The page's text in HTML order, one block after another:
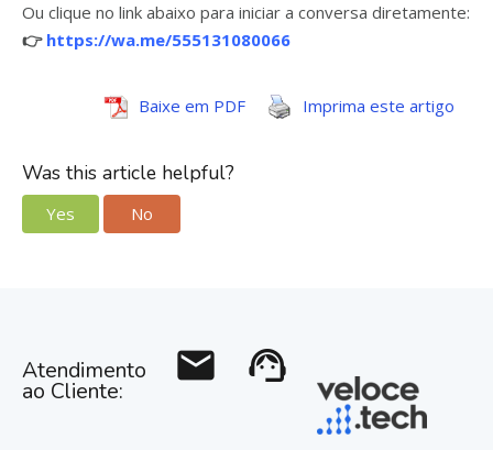
Ou clique no link abaixo para iniciar a conversa diretamente:
👉https://wa.me/555131080066
Baixe em PDF Imprima este artigo
Was this article helpful?
Yes No
Atendimento
ao Cliente:
mail support_agent